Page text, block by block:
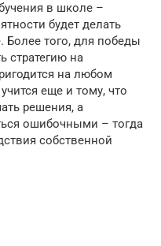
в школе –
будет делать
Более того, для победы
стратегию на
на любом
еще и тому, что
решения, а
ошибочными – тогда
собственной